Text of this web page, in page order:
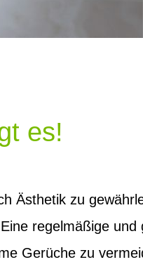
es!
Ästhetik zu
regelmäßige und
Gerüche zu